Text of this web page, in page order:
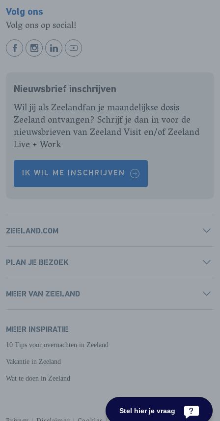
Volg ons
Volg ons op social!
BEKIJK
PAGINA
BEKIJK
PAGINA
BEKIJK
PAGINA
BEKIJK
PAGINA
Nieuwsbrief inschrijven
Wil jij als Zeelandfan je maandelijkse dosis
Zeeland ontvangen? Schrijf je dan in voor de
nieuwsbrieven van Zeeland Visit en/of Zeeland
Live + Work
IK WIL ME INSCHRIJVEN
ZEELAND.COM
PLAN JE BEZOEK
MEER VAN ZEELAND
MEER INSPIRATIE
10 Tips voor overnachten in Zeeland
Vakantie in Zeeland
Wat te doen in Zeeland
Stel hier je vraag